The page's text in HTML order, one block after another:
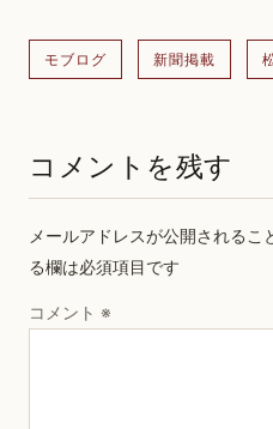
モブログ 新聞掲載
コメントを残す
メールアドレスが公開されるこ
る欄は必須項目です
コメント ※